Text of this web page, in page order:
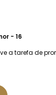
- 16
a tarefa de